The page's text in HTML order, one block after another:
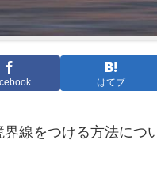
はてブ
線をつける方法につ